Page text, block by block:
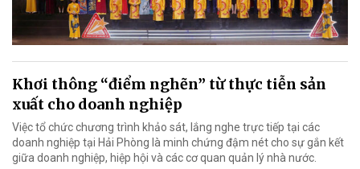
Khơi thông “điểm nghẽn” từ thực tiễn sản
xuất cho doanh nghiệp
Việc tổ chức chương trình khảo sát, lắng nghe trực tiếp tại các
doanh nghiệp tại Hải Phòng là minh chứng đậm nét cho sự gắn kết
giữa doanh nghiệp, hiệp hội và các cơ quan quản lý nhà nước.